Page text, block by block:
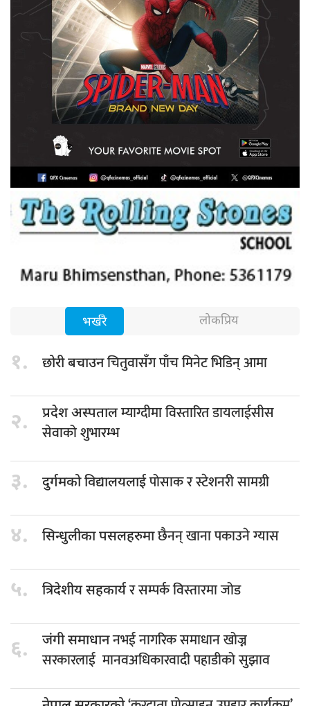
भर्खरै लोकप्रिय
१. छोरी बचाउनचितुवासँग पाँच मिनेट भिडिन् आमा
२. प्रदेश अस्पतालम्याग्दीमा विस्तारित डायलाईसीस
सेवाको शुभारम्भ
३. दुर्गमको विद्यालयलाईपोसाक र स्टेशनरी सामग्री
४. सिन्धुलीका पसलहरुमाछैनन् खाना पकाउने ग्यास
५. त्रिदेशीय सहकार्यर सम्पर्क विस्तारमा जोड
६. जंगी समाधाननभई नागरिक समाधान खोज्न
सरकारलाई मानवअधिकारवादी पहाडीको सुझाव